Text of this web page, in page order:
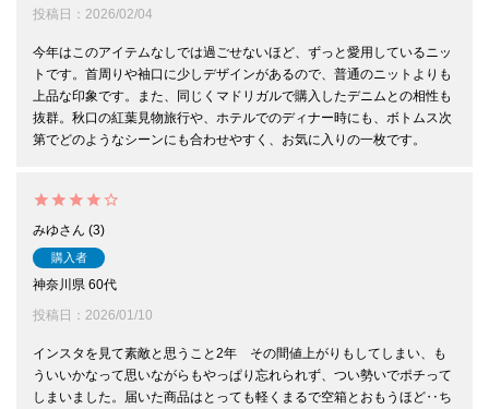
投稿日
2026/02/04
今年はこのアイテムなしでは過ごせないほど、ずっと愛用しているニッ
トです。首周りや袖口に少しデザインがあるので、普通のニットよりも
上品な印象です。また、同じくマドリガルで購入したデニムとの相性も
抜群。秋口の紅葉見物旅行や、ホテルでのディナー時にも、ボトムス次
第でどのようなシーンにも合わせやすく、お気に入りの一枚です。
みゆ 3
購入者
神奈川県 60代
投稿日
2026/01/10
インスタを見て素敵と思うこと2年　その間値上がりもしてしまい、も
ういいかなって思いながらもやっぱり忘れられず、つい勢いでポチって
しまいました。届いた商品はとっても軽くまるで空箱とおもうほど‥ち